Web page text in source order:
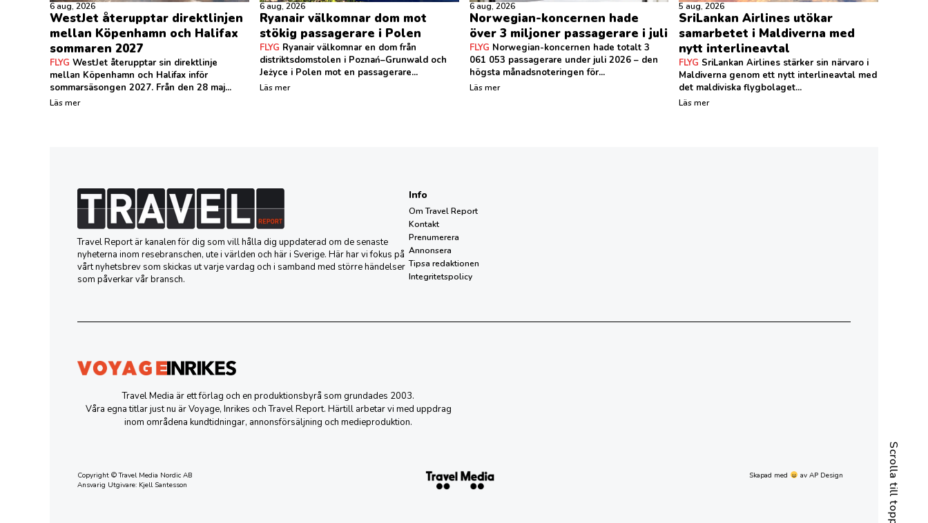
Scrolla till toppen
6 aug, 2026
WestJet återupptar direktlinjen
mellan Köpenhamn och Halifax
sommaren 2027
FLYG WestJet återupptar sin direktlinje
mellan Köpenhamn och Halifax inför
sommarsäsongen 2027. Från den 28 maj...
Läs mer
6 aug, 2026
Ryanair välkomnar dom mot
stökig passagerare i Polen
FLYG Ryanair välkomnar en dom från
distriktsdomstolen i Poznań–Grunwald och
Jeżyce i Polen mot en passagerare...
Läs mer
6 aug, 2026
Norwegian-koncernen hade
över 3 miljoner passagerare i juli
FLYG Norwegian-koncernen hade totalt 3
061 053 passagerare under juli 2026 – den
högsta månadsnoteringen för...
Läs mer
5 aug, 2026
SriLankan Airlines utökar
samarbetet i Maldiverna med
nytt interlineavtal
FLYG SriLankan Airlines stärker sin närvaro i
Maldiverna genom ett nytt interlineavtal med
det maldiviska flygbolaget...
Läs mer
Travel Report är kanalen för dig som vill hålla dig uppdaterad om de senaste
nyheterna inom resebranschen, ute i världen och här i Sverige. Här har vi fokus på
vårt nyhetsbrev som skickas ut varje vardag och i samband med större händelser
som påverkar vår bransch.
Info
Om Travel Report
Kontakt
Prenumerera
Annonsera
Tipsa redaktionen
Integritetspolicy
Travel Media är ett förlag och en produktionsbyrå som grundades 2003.
Våra egna titlar just nu är Voyage, Inrikes och Travel Report. Härtill arbetar vi med uppdrag
inom områdena kundtidningar, annonsförsäljning och medieproduktion.
Copyright © Travel Media Nordic AB
Ansvarig Utgivare: Kjell Santesson
Skapad med av AP Design